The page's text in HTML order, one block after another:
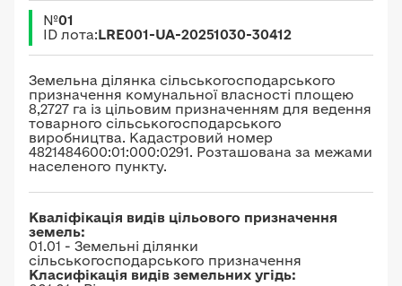
№01
ID лота:LRE001-UA-20251030-30412
Земельна ділянка сільськогосподарського
призначення комунальної власності площею
8,2727 га із цільовим призначенням для ведення
товарного сільськогосподарського
виробництва. Кадастровий номер
4821484600:01:000:0291. Розташована за межами
населеного пункту.
Кваліфікація видів цільового призначення
земель:
01.01 - Земельні ділянки
сільськогосподарського призначення
Класифікація видів земельних угідь: